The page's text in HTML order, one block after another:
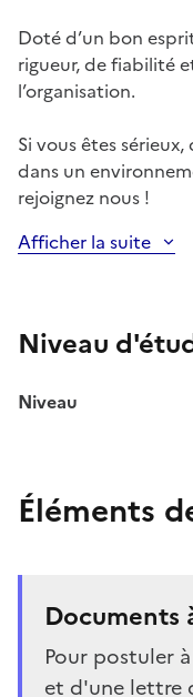
Doté d’un bon
rigueur, de fiabilité
l’organisation.
Si vous êtes
dans un
rejoignez nous !
Afficher la suite
Niveau
Niveau
Éléments
Documents
Pour postuler
et d'une lettre